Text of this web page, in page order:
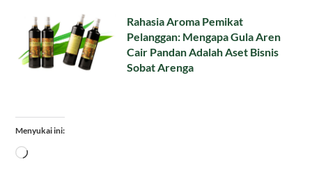
Rahasia Aroma Pemikat
Pelanggan: Mengapa Gula Aren
Cair Pandan Adalah Aset Bisnis
Sobat Arenga
Menyukai ini:
Memuat...